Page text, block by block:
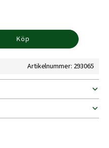
Köp
Artikelnummer: 293065